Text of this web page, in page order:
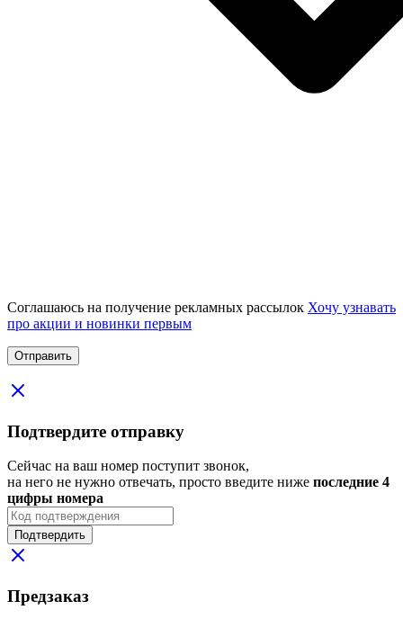
Соглашаюсь на получение рекламных рассылок Хочу узнавать
про акции и новинки первым
Подтвердите отправку
Сейчас на ваш номер поступит звонок,
на него не нужно отвечать, просто введите ниже последние 4
цифры номера
Подтвердить
Предзаказ